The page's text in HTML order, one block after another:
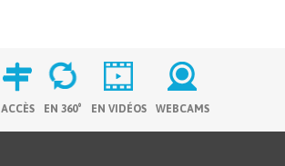
ACCÈS EN 360° EN VIDÉOS WEBCAMS